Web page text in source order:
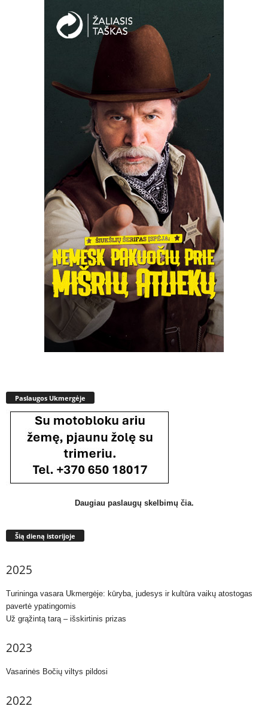
Paslaugos Ukmergėje
Daugiau paslaugų skelbimų čia.
Šią dieną istorijoje
2025
Turininga vasara Ukmergėje: kūryba, judesys ir kultūra vaikų atostogas
pavertė ypatingomis
Už grąžintą tarą – išskirtinis prizas
2023
Vasarinės Bočių viltys pildosi
2022